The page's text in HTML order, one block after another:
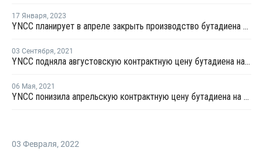
17 Января, 2023
YNCC планирует в апреле закрыть производство бутадиена на линии №1 в Йосу на ремонт
03 Сентября, 2021
YNCC подняла августовскую контрактную цену бутадиена на USD180 за тонну
06 Мая, 2021
YNCC понизила апрельскую контрактную цену бутадиена на USD115,5 за тонну
03 Февраля, 2022